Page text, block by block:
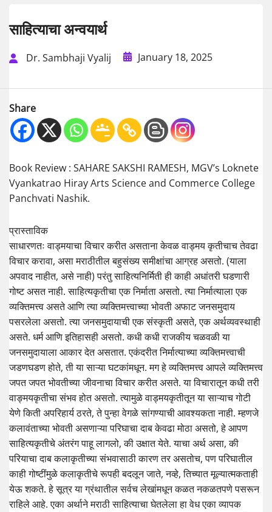
साहित्याचा अन्वयार्थ
Dr. Sambhaji Vyalij January 18, 2025
Share
Book Review : SAHARE SAKSHI RAMESH, MGV’s Loknete
Vyankatrao Hiray Arts Science and Commerce College
Panchvati Nashik.
प्रास्ताविक
साधारणतः वाड्मयाचा विचार करीत असताना केवळ वाड्मय कृतीचाच तेवढा
विचार करावा, असा मराठीतील बहुसंख्य समीक्षांचा आग्रह असतो. (याला
अपवाद नाहीत, असे नाही) परंतु साहित्यनिर्मिती ही काही अधांतरी घडणारी
गोष्ट असत नाही. साहित्यकृतीचा एक निर्माता असतो. त्या निर्मात्याला एक
व्यक्तिमत्त्व असते आणि त्या व्यक्तिमत्त्वाच्या भोवती अफाट जनसमुदाय
पसरलेला असतो. त्या जनसमुदायाची एक संस्कृती असते, एक अर्थव्यवस्थाही
असते. धर्म आणि इतिहासही असतो. कधी कधी राजकीय चळवळी या
जनसमुदायाला आकार देत असतात. एकंदरीत निर्मात्याच्या व्यक्तिमत्त्वाची
जडणघडण होते, ती या साऱ्या घटकांमधून. मग हे व्यक्तिमत्त्व आपले व्यक्तिमत्त्व
जपत जपत भोवतीच्या जीवनाचा विचार करीत असते. या विचारातून कधी तरी
वाङ्मयकृतीचा संभव होत असतो. त्यामुळे वाड्मयकृतीतून या साऱ्याच गोटी
येणे किती अपरिहार्य ठरते, ते पुन्हा वेगळे सांगण्याची आवश्यकता नाही. म्हणजे
कलावंताच्या भोवती असणाऱ्या परिघाचा दाब केवढा मोठा असतो, हे आपण
साहित्यकृतीचे अंतरंग पाहू लागलो, की उक्षात येते. याचा अर्थ असा, की
परियाचा दाब कलाकृतीच्या संभवासाठी कारण तर असतोच, पण परिघातील
काही गोष्टींमुळे कलाकृतीचे रूपही बदलून जाते, नव्हे, तिच्यात मूल्यात्मकताही
येऊ शकते. हे सूत्र या ग्रंथातील सर्वच लेखांमधून कळत नकळतपणे पसरून
राहिले आहे. एका अर्थाने मराठी साहित्याचा घेतलेला हा वेध एका व्यापक